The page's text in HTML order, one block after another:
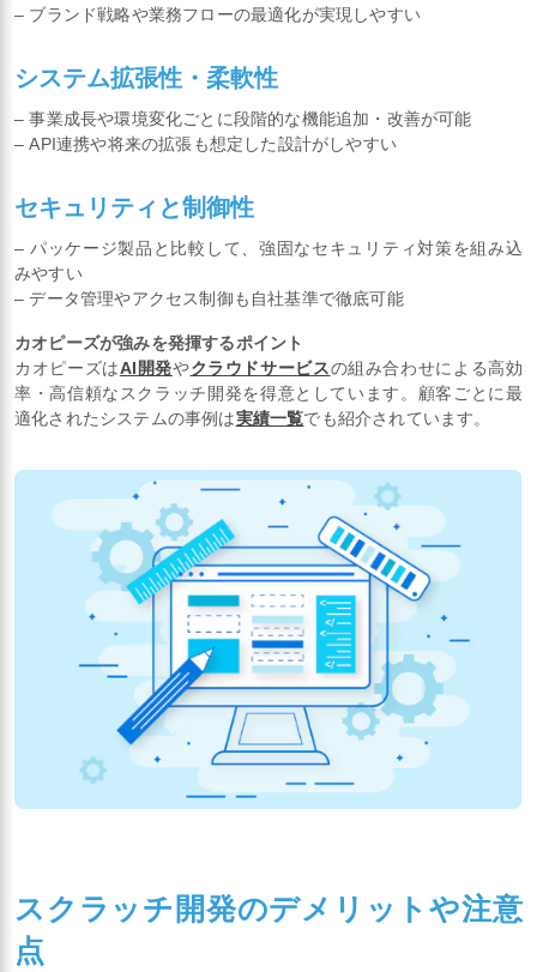
– ブランド戦略や業務フローの最適化が実現しやすい
システム拡張性・柔軟性
– 事業成長や環境変化ごとに段階的な機能追加・改善が可能
– API連携や将来の拡張も想定した設計がしやすい
セキュリティと制御性
– パッケージ製品と比較して、強固なセキュリティ対策を組み込
みやすい
– データ管理やアクセス制御も自社基準で徹底可能
カオピーズが強みを発揮するポイント
カオピーズはAI開発やクラウドサービスの組み合わせによる高効
率・高信頼なスクラッチ開発を得意としています。顧客ごとに最
適化されたシステムの事例は実績一覧でも紹介されています。
スクラッチ開発のデメリットや注意
点